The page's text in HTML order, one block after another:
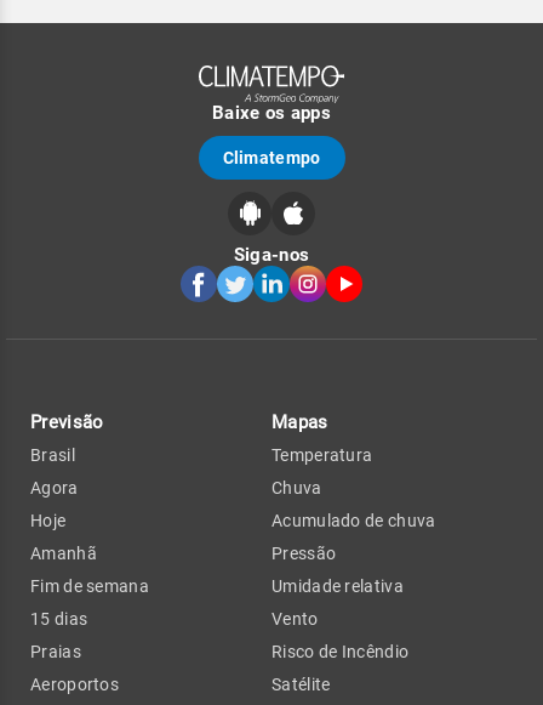
Baixe os apps
Climatempo
Siga-nos
Previsão
Brasil
Agora
Hoje
Amanhã
Fim de semana
15 dias
Praias
Aeroportos
Mapas
Temperatura
Chuva
Acumulado de chuva
Pressão
Umidade relativa
Vento
Risco de Incêndio
Satélite